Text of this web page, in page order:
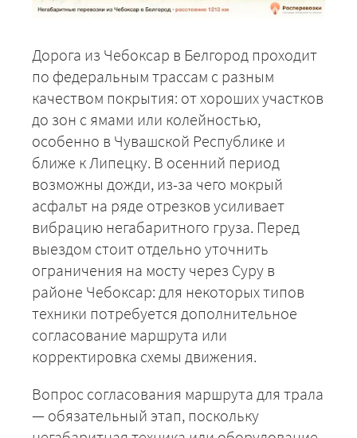
Дорога из Чебоксар в Белгород проходит
по федеральным трассам с разным
качеством покрытия: от хороших участков
до зон с ямами или колейностью,
особенно в Чувашской Республике и
ближе к Липецку. В осенний период
возможны дожди, из-за чего мокрый
асфальт на ряде отрезков усиливает
вибрацию негабаритного груза. Перед
выездом стоит отдельно уточнить
ограничения на мосту через Суру в
районе Чебоксар: для некоторых типов
техники потребуется дополнительное
согласование маршрута или
корректировка схемы движения.
Вопрос согласования маршрута для трала
— обязательный этап, поскольку